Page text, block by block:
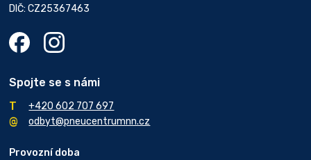
DIČ: CZ25367463
Spojte se s námi
+420 602 707 697
odbyt@pneucentrumnn.cz
Provozní doba